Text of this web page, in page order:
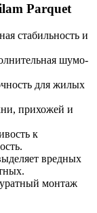
Parquet
стабильность и
шумо-
для жилых
прихожей и
к
вредных
монтаж